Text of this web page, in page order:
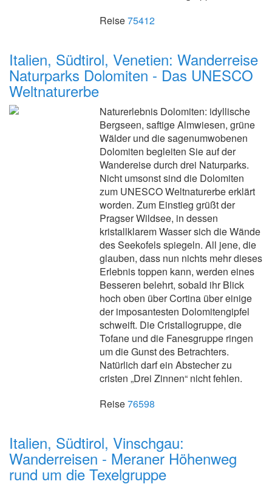
Reise75412
Italien, Südtirol, Venetien: Wanderreise
Naturparks Dolomiten - Das UNESCO
Weltnaturerbe
Naturerlebnis Dolomiten: idyllische
Bergseen, saftige Almwiesen, grüne
Wälder und die sagenumwobenen
Dolomiten begleiten Sie auf der
Wandereise durch drei Naturparks.
Nicht umsonst sind die Dolomiten
zum UNESCO Weltnaturerbe erklärt
worden. Zum Einstieg grüßt der
Pragser Wildsee, in dessen
kristallklarem Wasser sich die Wände
des Seekofels spiegeln. All jene, die
glauben, dass nun nichts mehr dieses
Erlebnis toppen kann, werden eines
Besseren belehrt, sobald ihr Blick
hoch oben über Cortina über einige
der imposantesten Dolomitengipfel
schweift. Die Cristallogruppe, die
Tofane und die Fanesgruppe ringen
um die Gunst des Betrachters.
Natürlich darf ein Abstecher zu
cristen „Drei Zinnen“ nicht fehlen.
Reise76598
Italien, Südtirol, Vinschgau:
Wanderreisen - Meraner Höhenweg
rund um die Texelgruppe